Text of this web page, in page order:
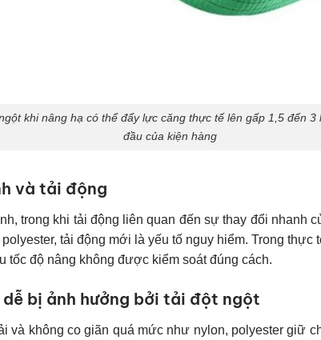
khi nâng hạ có thể đẩy lực căng thực tế lên gấp 1,5 đến 3
đầu của kiện hàng
và tải động
trong khi tải động liên quan đến sự thay đổi nhanh
tải động mới là yếu tố nguy hiểm. Trong thực
tốc độ nâng không được kiểm soát đúng cách.
bị ảnh hưởng bởi tải đột ngột
và không co giãn quá mức như nylon, polyester giữ